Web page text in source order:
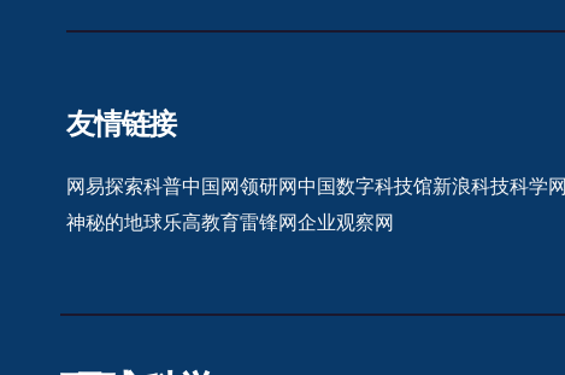
友情链接
网易探索科普中国网领研网中国数字科技馆新浪科技科学网
神秘的地球乐高教育雷锋网企业观察网